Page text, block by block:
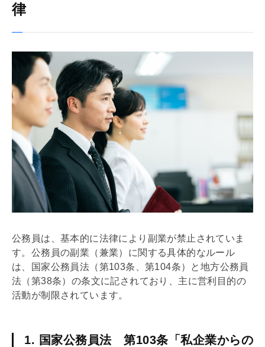
律
公務員は、基本的に法律により副業が禁止されていま
す。公務員の副業（兼業）に関する具体的なルール
は、国家公務員法（第103条、第104条）と地方公務員
法（第38条）の条文に記されており、主に営利目的の
活動が制限されています。
1. 国家公務員法 第103条「私企業からの